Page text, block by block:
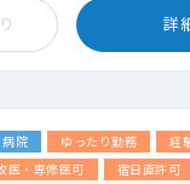
詳
病院 ゆったり勤務
経
医・専修医可 宿日直許可